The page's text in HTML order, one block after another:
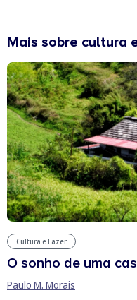
Mais sobre cultura
Cultura e Lazer
O sonho de uma
Paulo M. Morais